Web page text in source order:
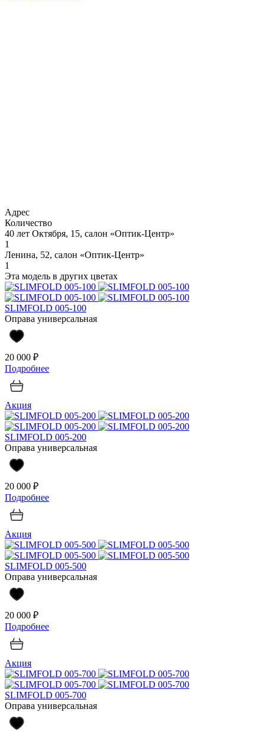
Адрес
Количество
40 лет Октября, 15, салон «Оптик-Центр»
1
Ленина, 52, салон «Оптик-Центр»
1
Эта модель в других цветах
SLIMFOLD 005-100
Оправа универсальная
20 000 ₽
Подробнее
Акция
SLIMFOLD 005-200
Оправа универсальная
20 000 ₽
Подробнее
Акция
SLIMFOLD 005-500
Оправа универсальная
20 000 ₽
Подробнее
Акция
SLIMFOLD 005-700
Оправа универсальная